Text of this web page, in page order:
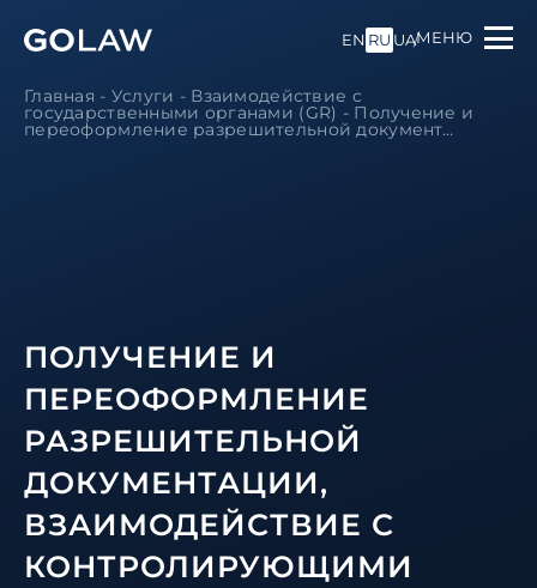
EN RU UAМЕНЮ
Главная - Услуги - Взаимодействие с
государственными органами (GR) - Получение и
переоформление разрешительной документ...
ПОЛУЧЕНИЕ И
ПЕРЕОФОРМЛЕНИЕ
РАЗРЕШИТЕЛЬНОЙ
ДОКУМЕНТАЦИИ,
ВЗАИМОДЕЙСТВИЕ С
КОНТРОЛИРУЮЩИМИ